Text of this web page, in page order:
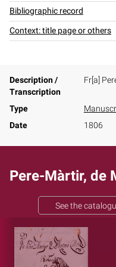
Bibliographic record
Context: title page or others
Description /
Transcription
Fr[a]
Type
Date
1806
Pere-Màrtir, de
See the